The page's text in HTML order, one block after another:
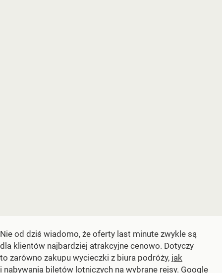
Nie od dziś wiadomo, że oferty last minute zwykle są
dla klientów najbardziej atrakcyjne cenowo. Dotyczy
to zarówno zakupu wycieczki z biura podróży, jak
i nabywania biletów lotniczych na wybrane rejsy. Google